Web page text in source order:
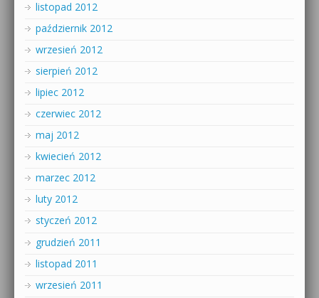
listopad 2012
październik 2012
wrzesień 2012
sierpień 2012
lipiec 2012
czerwiec 2012
maj 2012
kwiecień 2012
marzec 2012
luty 2012
styczeń 2012
grudzień 2011
listopad 2011
wrzesień 2011